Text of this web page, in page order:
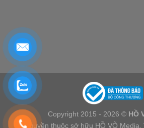
Copyright 2015 - 2026 © HỒ
Bản quyền thuộc sở hữu HỒ VÕ